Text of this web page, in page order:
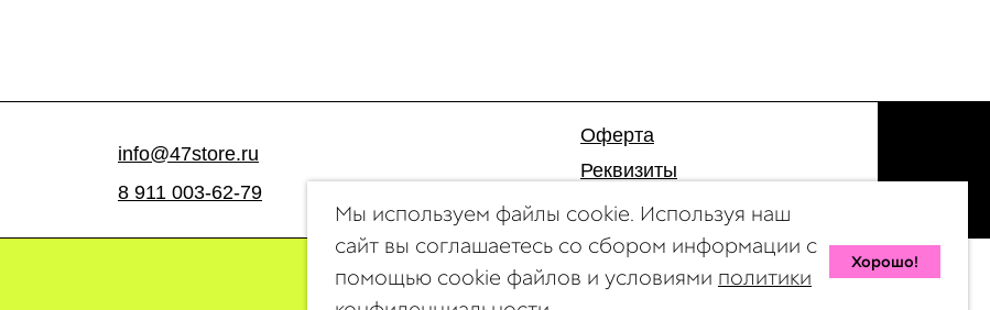
Мы используем файлы cookie. Используя наш
сайт вы соглашаетесь со сбором информации с
помощью cookie файлов и условиями политики
Хорошо!
info@47store.ru
© 2026 by 47 Store
Оферта
Реквизиты
Гарантия
8 911 003-62-79